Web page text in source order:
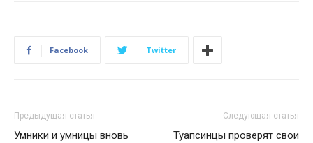
Facebook Twitter
Предыдущая статья
Умники и умницы вновь
Следующая статья
Туапсинцы проверят свои